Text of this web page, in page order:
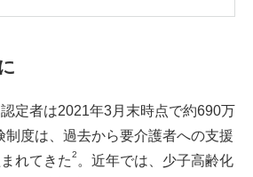
定者は2021年3月末時点で約690万
制度は、過去から要介護者への支援
れてきた2 。近年では、少子高齢化